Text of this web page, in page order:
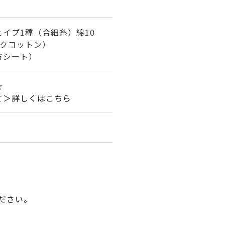
プ1種（合細糸）綿10
コットン）
ート）
詳しくはこちら
い。